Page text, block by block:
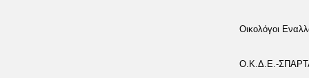
Οικολόγοι
Ο.Κ.Δ.Ε.-